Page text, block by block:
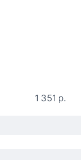
1 351 р.